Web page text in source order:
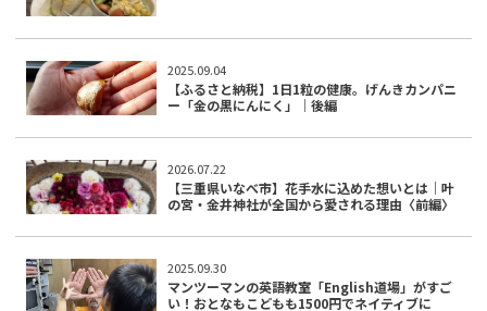
2025.09.04
【ふるさと納税】1日1粒の健康。げんきカンパニ
ー「金の黒にんにく」｜後編
2026.07.22
【三重県いなべ市】花手水に込めた想いとは｜叶
の宮・金井神社が全国から愛される理由〈前編〉
2025.09.30
マンツーマンの英語教室「English道場」がすご
い！おとなもこどもも1500円でネイティブに